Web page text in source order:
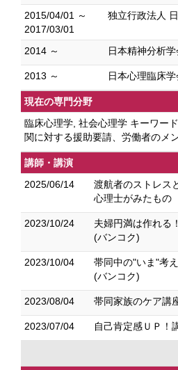
2015/04/01 ～
2017/03/01
独立行政法人
2014 ～ 日本精神分析学
2013 ～ 日本心理臨床学
現在の専門分野
臨床心理学, 社会心理学 キーワー
関に対する援助要請、労働者のメ
講師・講演
2025/06/14
渡航者のストレ
心理士がみたもの
2023/10/24
夫婦円満は作れる
(バンコク)
2023/10/04
帯同中の"いま"考
(バンコク)
2023/08/04 帯同家族のケア講
2023/07/04 自己肯定感ＵＰ！